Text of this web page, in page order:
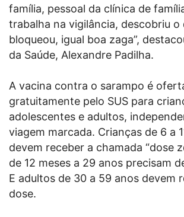
família, pessoal da clínica de
trabalha na vigilância, descobriu o
bloqueou, igual boa zaga”,
da Saúde, Alexandre Padilha.
A vacina contra o sarampo é
gratuitamente pelo SUS para
adolescentes e adultos,
viagem marcada. Crianças de 6 a
devem receber a chamada “dose
de 12 meses a 29 anos precisam
E adultos de 30 a 59 anos devem
dose.